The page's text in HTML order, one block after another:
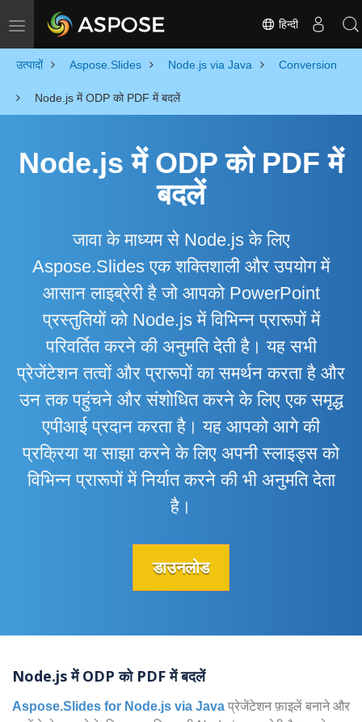
Toggle navigation हिन्दी
उत्पादों Aspose.Slides Node.js via Java Conversion
Node.js में ODP को PDF में बदलें
Node.js में ODP को PDF में
बदलें
जावा के माध्यम से Node.js के लिए
Aspose.Slides एक शक्तिशाली और उपयोग में
आसान लाइब्रेरी है जो आपको PowerPoint
प्रस्तुतियों को Node.js में विभिन्न प्रारूपों में
परिवर्तित करने की अनुमति देती है। यह सभी
प्रेजेंटेशन तत्वों और प्रारूपों का समर्थन करता है और
उन तक पहुंचने और संशोधित करने के लिए एक समृद्ध
एपीआई प्रदान करता है। यह आपको आगे की
प्रक्रिया या साझा करने के लिए अपनी स्लाइड्स को
विभिन्न प्रारूपों में निर्यात करने की भी अनुमति देता
है।
डाउनलोड
Node.js में ODP को PDF में बदलें
Aspose.Slides for Node.js via Java प्रेजेंटेशन फ़ाइलें बनाने और